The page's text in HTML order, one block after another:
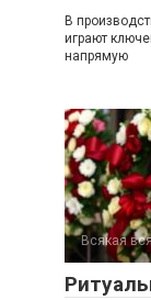
В
играют
напрямую
Всякая